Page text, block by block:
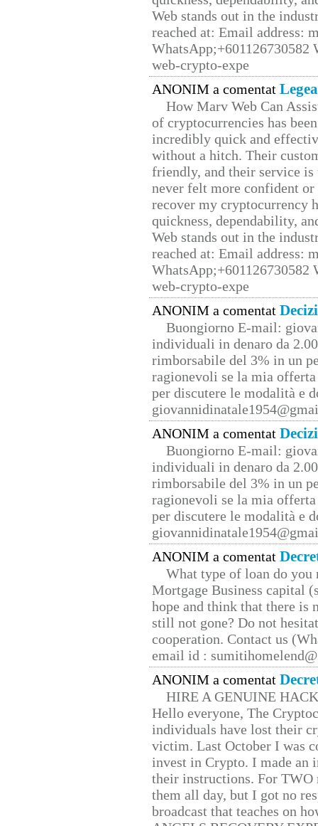
Web stands out in the
reached at: Email address:
web-crypto-expe
ANONIM a comentat
How Marv Web Can
of cryptocurrencies has
incredibly quick and
without a hitch. Their
friendly, and their service
never felt more confident
recover my cryptocurrency
quickness, dependability,
Web stands out in the
reached at: Email address:
web-crypto-expe
ANONIM a comentat
Buongiorno E-mail:
individuali in denaro da
rimborsabile del 3% in un
ragionevoli se la mia
per discutere le modalità e
ANONIM a comentat
Buongiorno E-mail:
individuali in denaro da
rimborsabile del 3% in un
ragionevoli se la mia
per discutere le modalità e
ANONIM a comentat
What type of loan do you
Mortgage Business capital
hope and think that there is
still not gone? Do not
cooperation. Contact us
email id :
ANONIM a comentat
HIRE A GENUINE
Hello everyone, The
individuals have lost their
victim. Last October I was
invest in Crypto. I made
their instructions. For TWO
them all day, but I got no
broadcast that teaches on